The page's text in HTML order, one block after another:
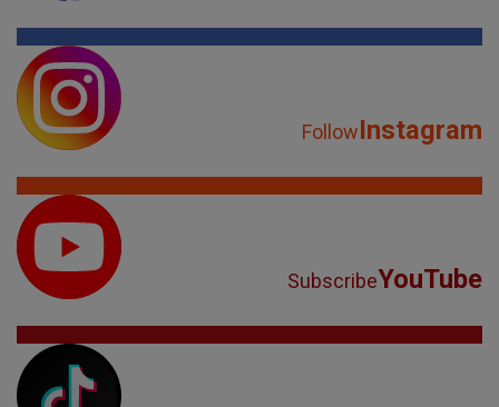
FollowInstagram
SubscribeYouTube